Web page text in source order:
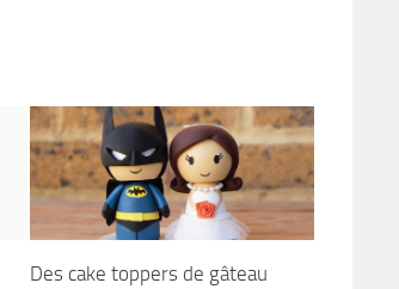
Des cake toppers de gâteau